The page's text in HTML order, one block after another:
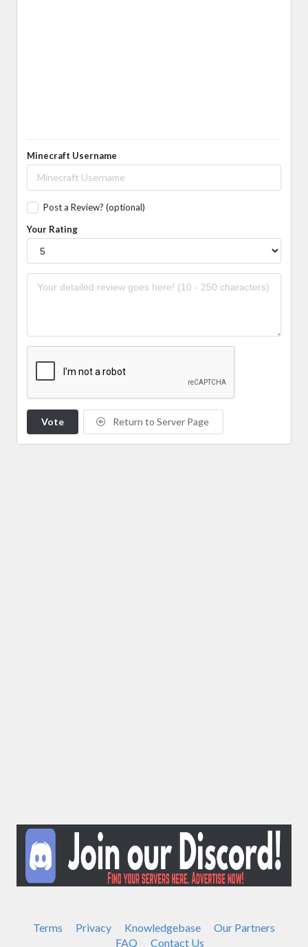
Minecraft Username
Post a Review? (optional)
Your Rating
Vote Return to Server Page
Terms Privacy Knowledgebase
Our Partners
FAQ
Contact Us